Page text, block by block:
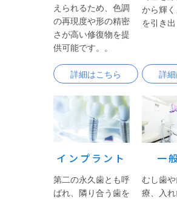
えられるため、色調
の再現度や形の精密
さが高い修復物を提
供可能です。。
詳細はこちら
から輝
を引き出
詳
インプラント
第二の永久歯とも呼
ばれ、隣り合う歯を
一
むし歯
療、入